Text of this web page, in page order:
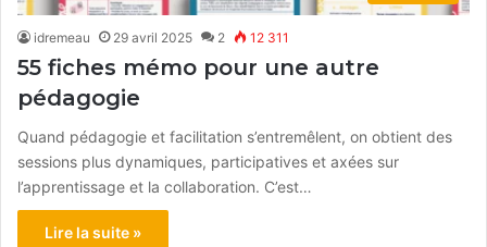
idremeau 29 avril 2025 2 12 311
55 fiches mémo pour une autre
pédagogie
Quand pédagogie et facilitation s’entremêlent, on obtient des
sessions plus dynamiques, participatives et axées sur
l’apprentissage et la collaboration. C’est…
Lire la suite »